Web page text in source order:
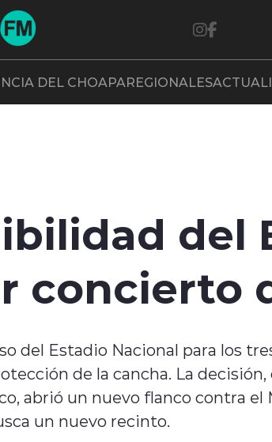
DEL CHOAPAREGIONALES
del
concierto
del Estadio Nacional para los
de la cancha. La
abrió un nuevo flanco contra
un nuevo recinto.